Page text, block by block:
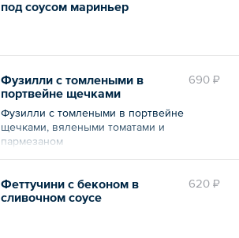
под соусом мариньер
690 ₽
Фузилли с томлеными в
портвейне щечками
Фузилли с томлеными в портвейне
щечками, вялеными томатами и
пармезаном
620 ₽
Феттучини с беконом в
сливочном соусе